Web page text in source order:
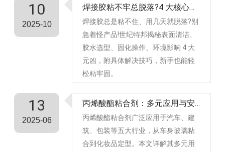
10
2025-10
焊接胶粘不牢总脱落?4 大核心原因 + 解决办法，新手也能避坑
​焊接胶总是粘不住、用几天就脱落?别
急着怪产品!世纪特邦揭秘表面清洁、
胶水选型、固化操作、环境影响 4 大
元凶，附具体解决技巧，新手也能轻
松粘牢固。
13
2025-06
丙烯酸酯粘合剂：多元应用与安全使用指南
丙烯酸酯粘合剂广泛应用于汽车、建
筑、包装等五大行业，从车身玻璃粘
合到化妆品定型。本文详解其多元用